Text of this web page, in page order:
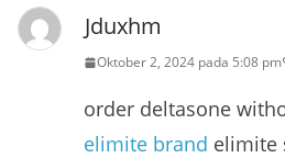
Jduxhm
Oktober 2, 2024 pada 5:08 pm
order deltasone
elimite brand elimite